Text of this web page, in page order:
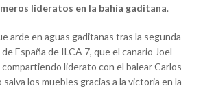
lideratos en la bahía gaditana.
arde en aguas gaditanas tras la segunda
España de ILCA 7, que el canario Joel
liderato con el balear Carlos
salva los muebles gracias a la victoria en la